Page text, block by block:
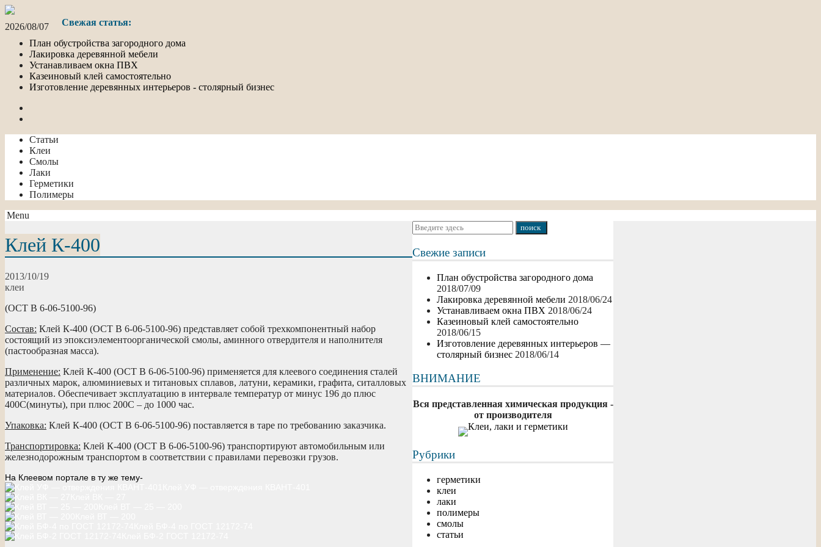
2026/08/07
Свежая статья:
План обустройства загородного дома
Лакировка деревянной мебели
Устанавливаем окна ПВХ
Казеиновый клей самостоятельно
Изготовление деревянных интерьеров - столярный бизнес
Статьи
Клеи
Смолы
Лаки
Герметики
Полимеры
Menu
Свежие записи
План обустройства загородного дома
2018/07/09
Лакировка деревянной мебели 2018/06/24
Устанавливаем окна ПВХ 2018/06/24
Казеиновый клей самостоятельно
2018/06/15
Изготовление деревянных интерьеров —
столярный бизнес 2018/06/14
ВНИМАНИЕ
Вся представленная химическая продукция -
от производителя
Рубрики
герметики
клеи
лаки
полимеры
смолы
статьи
Клей К-400
2013/10/19
клеи
(ОСТ В 6-06-5100-96)
Состав: Клей К-400 (ОСТ В 6-06-5100-96) представляет собой трехкомпонентный набор
состоящий из эпоксиэлементоорганической смолы, аминного отвердителя и наполнителя
(пастообразная масса).
Применение: Клей К-400 (ОСТ В 6-06-5100-96) применяется для клеевого соединения сталей
различных марок, алюминиевых и титановых сплавов, латуни, керамики, графита, ситалловых
материалов. Обеспечивает эксплуатацию в интервале температур от минус 196 до плюс
400С(минуты), при плюс 200С – до 1000 час.
Упаковка: Клей К-400 (ОСТ В 6-06-5100-96) поставляется в таре по требованию заказчика.
Транспортировка: Клей К-400 (ОСТ В 6-06-5100-96) транспортируют автомобильным или
железнодорожным транспортом в соответствии с правилами перевозки грузов.
На Клеевом портале в ту же тему-